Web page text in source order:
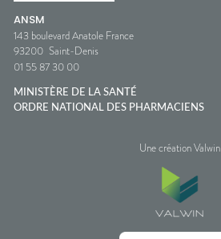
ANSM
143 boulevard Anatole France
93200 Saint-Denis
01 55 87 30 00
MINISTÈRE DE LA SANTÉ
ORDRE NATIONAL DES PHARMACIENS
Une création Valwin